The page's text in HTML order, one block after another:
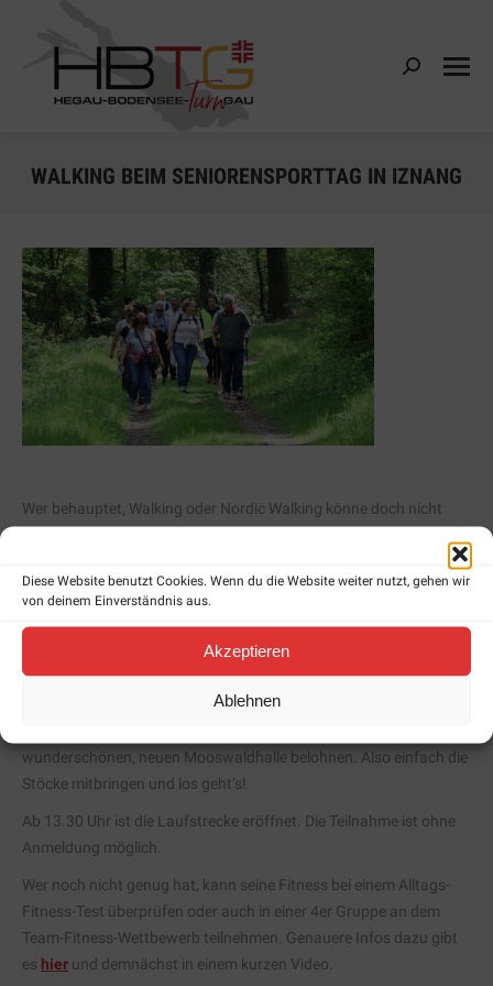
Diese Website benutzt Cookies. Wenn du die Website weiter nutzt, gehen wir
von deinem Einverständnis aus.
Akzeptieren
Ablehnen
Search:
WALKING BEIM SENIORENSPORTTAG IN IZNANG
Wer behauptet, Walking oder Nordic Walking könne doch nicht
Herzkreislaufbelastung lässt sich sehr gut dosieren und man kann
währenddessen auch ganz hervorragend die Landschaft oder die
Der Seniorensporttag am 16. Oktober bietet eine sehr schöne
Strecke (ca. 5 km Länge) rings um das Sportgelände Mooswald in
78345 Moos. Anschließend könnt ihr euch mit Kaffee und Kuchen
wunderschönen, neuen Mooswaldhalle belohnen. Also einfach die
Stöcke mitbringen und los geht’s!
Ab 13.30 Uhr ist die Laufstrecke eröffnet. Die Teilnahme ist ohne
Anmeldung möglich.
Wer noch nicht genug hat, kann seine Fitness bei einem Alltags-
Fitness-Test überprüfen oder auch in einer 4er Gruppe an dem
Team-Fitness-Wettbewerb teilnehmen. Genauere Infos dazu gibt
es hier und demnächst in einem kurzen Video.